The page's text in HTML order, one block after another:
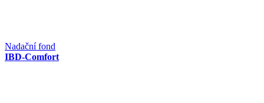
Nadační fond
IBD-Comfort